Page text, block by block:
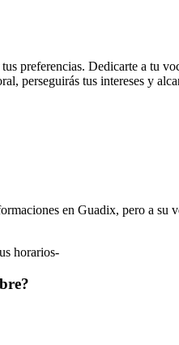
preferencias. Dedicarte a tu
perseguirás tus intereses y
en Guadix, pero a su
horarios-